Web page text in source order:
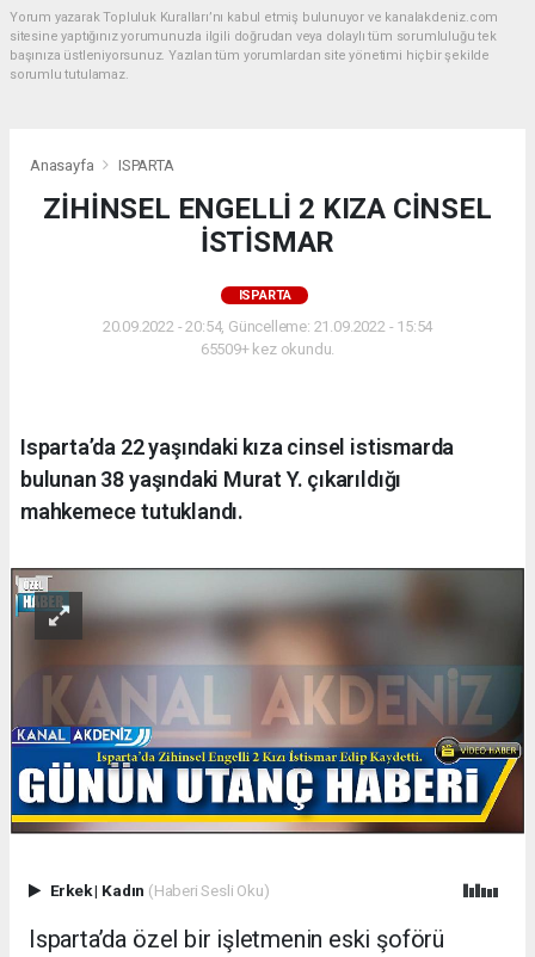
Yorum yazarak Topluluk Kuralları’nı kabul etmiş bulunuyor ve kanalakdeniz.com
sitesine yaptığınız yorumunuzla ilgili doğrudan veya dolaylı tüm sorumluluğu tek
başınıza üstleniyorsunuz. Yazılan tüm yorumlardan site yönetimi hiçbir şekilde
sorumlu tutulamaz.
Anasayfa ISPARTA
ZİHİNSEL ENGELLİ 2 KIZA CİNSEL
İSTİSMAR
ISPARTA
20.09.2022 - 20:54, Güncelleme: 21.09.2022 - 15:54
65509+ kez okundu.
Isparta’da 22 yaşındaki kıza cinsel istismarda
bulunan 38 yaşındaki Murat Y. çıkarıldığı
mahkemece tutuklandı.
Erkek| Kadın (Haberi Sesli Oku)
Isparta’da özel bir işletmenin eski şoförü